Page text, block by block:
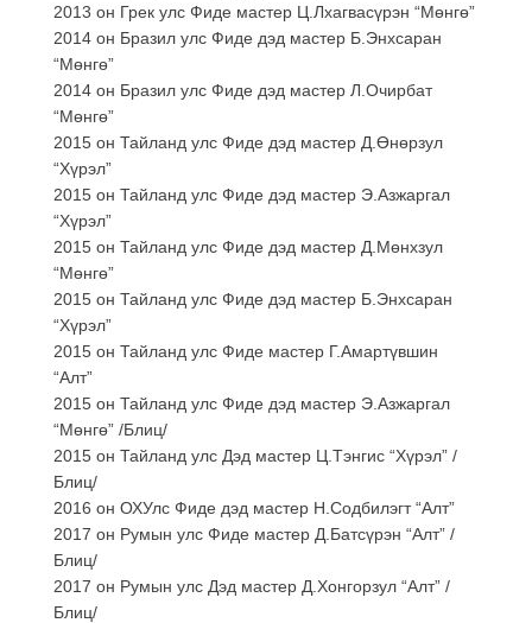
2013 он Грек улс Фиде мастер Ц.Лхагвасүрэн “Мөнгө”
2014 он Бразил улс Фиде дэд мастер Б.Энхсаран
“Мөнгө”
2014 он Бразил улс Фиде дэд мастер Л.Очирбат
“Мөнгө”
2015 он Тайланд улс Фиде дэд мастер Д.Өнөрзул
“Хүрэл”
2015 он Тайланд улс Фиде дэд мастер Э.Азжаргал
“Хүрэл”
2015 он Тайланд улс Фиде дэд мастер Д.Мөнхзул
“Мөнгө”
2015 он Тайланд улс Фиде дэд мастер Б.Энхсаран
“Хүрэл”
2015 он Тайланд улс Фиде мастер Г.Амартүвшин
“Алт”
2015 он Тайланд улс Фиде дэд мастер Э.Азжаргал
“Мөнгө” /Блиц/
2015 он Тайланд улс Дэд мастер Ц.Тэнгис “Хүрэл” /
Блиц/
2016 он ОХУлс Фиде дэд мастер Н.Содбилэгт “Алт”
2017 он Румын улс Фиде мастер Д.Батсүрэн “Алт” /
Блиц/
2017 он Румын улс Дэд мастер Д.Хонгорзул “Алт” /
Блиц/